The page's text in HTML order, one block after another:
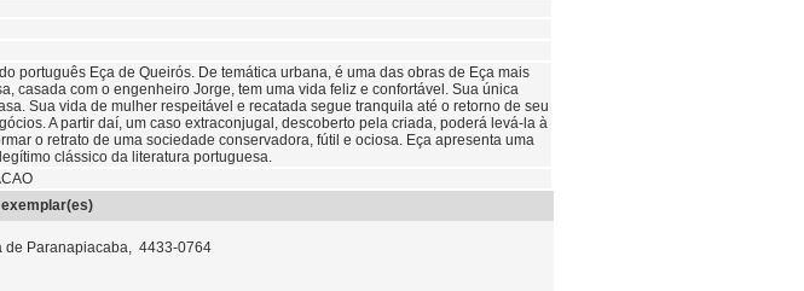
português Eça de Queirós. De temática urbana, é uma das obras de Eça mais
casada com o engenheiro Jorge, tem uma vida feliz e confortável. Sua única
Sua vida de mulher respeitável e recatada segue tranquila até o retorno de seu
A partir daí, um caso extraconjugal, descoberto pela criada, poderá levá-la à
o retrato de uma sociedade conservadora, fútil e ociosa. Eça apresenta uma
clássico da literatura portuguesa.
de Paranapiacaba, 4433-0764